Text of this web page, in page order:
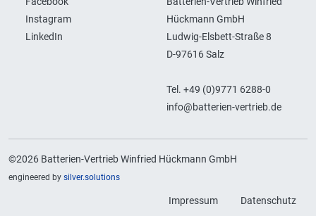
Instagram
LinkedIn
Hückmann GmbH
Ludwig-Elsbett-Straße 8
D-97616 Salz
Tel. +49 (0)9771 6288-0
info@batterien-vertrieb.de
©2026 Batterien-Vertrieb Winfried Hückmann GmbH
engineered by silver.solutions
Impressum Datenschutz